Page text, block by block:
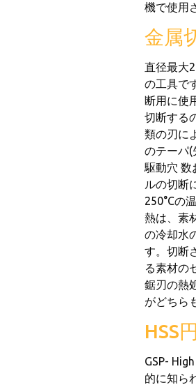
機で使用
金属
直径最大
の工具で
断用に使
切断する
類の刃に
のテーパ(
駆動穴 数
ルの切断
250°Cの
熱は、素
の冷却水
す。切断
る素材の
鋸刃の熱
がどちら
HSS
GSP-
的に知ら